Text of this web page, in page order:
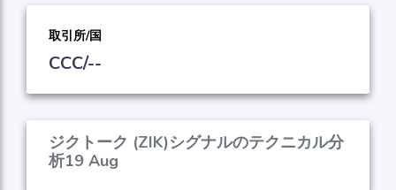
取引所/国
CCC/--
ジクトーク (ZIK)シグナルのテクニカル分
析19 Aug